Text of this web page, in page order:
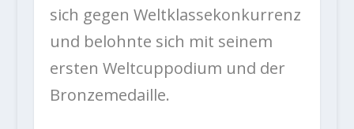
sich gegen Weltklassekonkurrenz
und belohnte sich mit seinem
ersten Weltcuppodium und der
Bronzemedaille.